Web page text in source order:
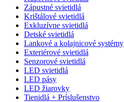
Zápustné svietidlá
Krištálové svietidlá
Exkluzívne svietidlá
Detské svietidlá
Lankové a kolajnicové systémy
Exteriérové svietidlá
Senzorové svietidlá
LED svietidlá
LED pásy
LED žiarovky
Tienidlá + Príslušenstvo